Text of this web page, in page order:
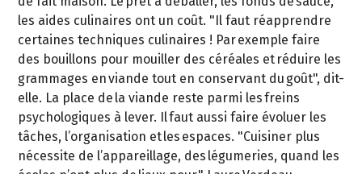
les aides culinaires ont un coût. "Il faut réapprendre
certaines techniques culinaires ! Par exemple faire
des bouillons pour mouiller des céréales et réduire les
grammages en viande tout en conservant du goût", dit-
elle. La place de la viande reste parmi les freins
psychologiques à lever. Il faut aussi faire évoluer les
tâches, l’organisation et les espaces. "Cuisiner plus
nécessite de l’appareillage, des légumeries, quand les